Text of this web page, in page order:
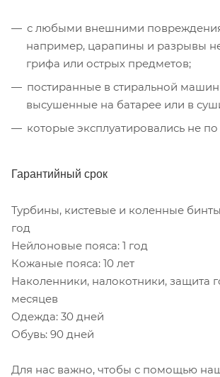
с любыми внешними
например, царапины и разрывы
грифа или острых предметов;
постиранные в стиральной
высушенные на батарее или в
которые эксплуатировались не
Гарантийный срок
Турбины, кистевые и коленные
год
Нейлоновые пояса: 1 год
Кожаные пояса: 10 лет
Наколенники, налокотники, защита
месяцев
Одежда: 30 дней
Обувь: 90 дней
Для нас важно, чтобы с помощью